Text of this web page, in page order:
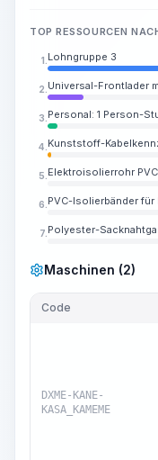
TOP RESSOURCEN
1. Lohngruppe 3
2.
3. Personal: 1 Person-
4. Kunststoff-
5. Elektroisolierrohr
6.
7. Polyester-
Maschinen (2)
Code
DXME-KANE-
KASA_KAMEME